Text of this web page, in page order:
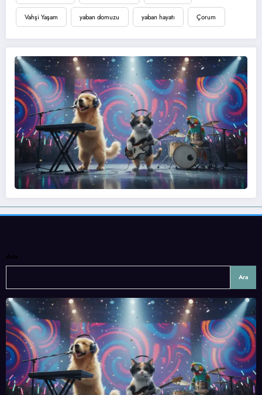
Vahşi Yaşam yaban domuzu yaban hayatı Çorum
Ara
Ara